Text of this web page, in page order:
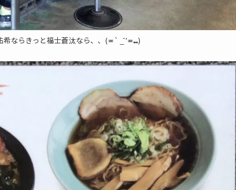
希ならきっと福士蒼汰なら、、(≖` _̆ ′≖⑉)